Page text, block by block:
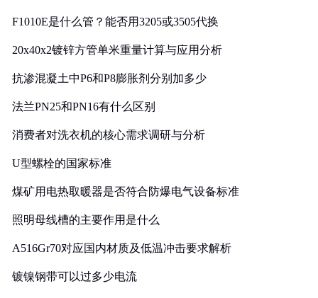
F1010E是什么管？能否用3205或3505代换
20x40x2镀锌方管单米重量计算与应用分析
抗渗混凝土中P6和P8膨胀剂分别加多少
法兰PN25和PN16有什么区别
消费者对洗衣机的核心需求调研与分析
U型螺栓的国家标准
煤矿用电热取暖器是否符合防爆电气设备标准
照明母线槽的主要作用是什么
A516Gr70对应国内材质及低温冲击要求解析
镀镍钢带可以过多少电流